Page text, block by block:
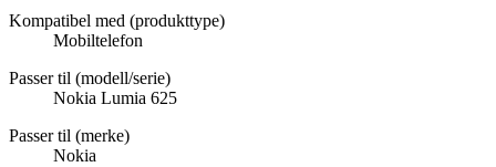
Kompatibel med (produkttype)
Mobiltelefon
Passer til (modell/serie)
Nokia Lumia 625
Passer til (merke)
Nokia